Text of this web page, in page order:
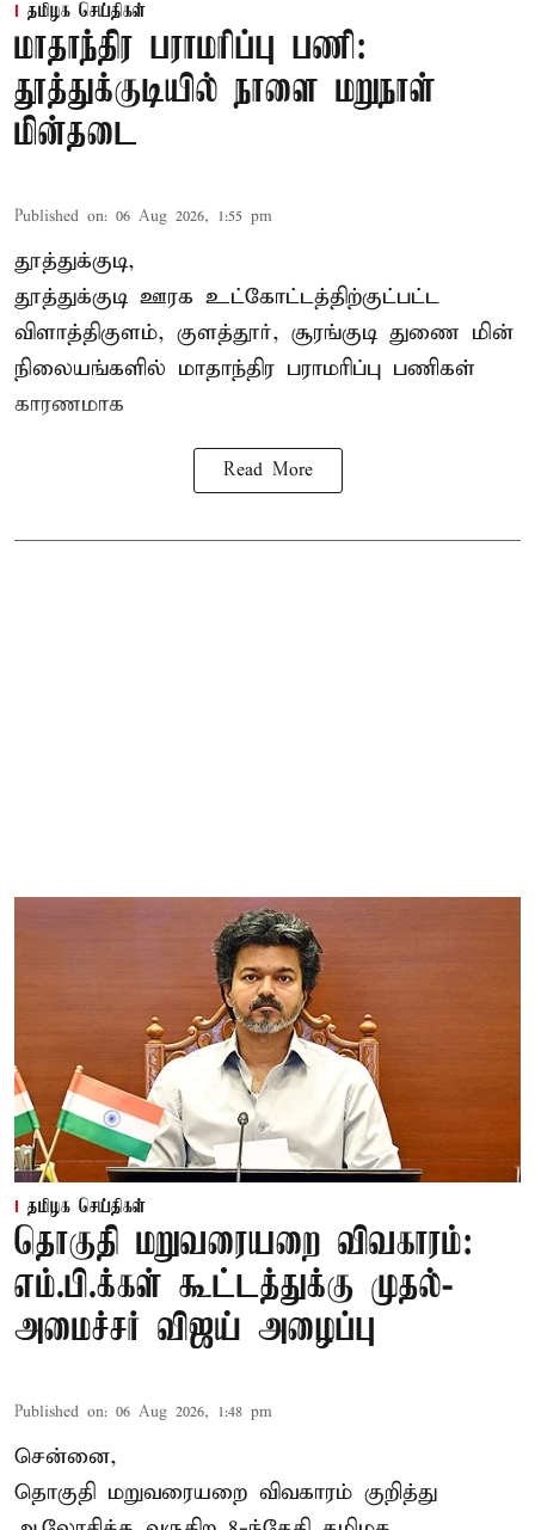
தமிழக செய்திகள்
மாதாந்திர பராமரிப்பு பணி:
தூத்துக்குடியில் நாளை மறுநாள்
மின்தடை
Published on: 06 Aug 2026, 1:55 pm
தூத்துக்குடி,
தூத்துக்குடி ஊரக உட்கோட்டத்திற்குட்பட்ட
விளாத்திகுளம், குளத்தூர், சூரங்குடி துணை மின்
நிலையங்களில் மாதாந்திர பராமரிப்பு பணிகள்
காரணமாக
Read More
தமிழக செய்திகள்
தொகுதி மறுவரையறை விவகாரம்:
எம்.பி.க்கள் கூட்டத்துக்கு முதல்-
அமைச்சர் விஜய் அழைப்பு
Published on: 06 Aug 2026, 1:48 pm
சென்னை,
தொகுதி மறுவரையறை விவகாரம் குறித்து